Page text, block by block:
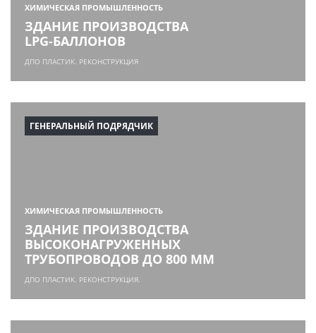
ХИМИЧЕСКАЯ ПРОМЫШЛЕННОСТЬ
ЗДАНИЕ ПРОИЗВОДСТВА
LPG-БАЛЛОНОВ
ДПО ПЛАСТИК. РЕКОНСТРУКЦИЯ
ГЕНЕРАЛЬНЫЙ ПОДРЯДЧИК
ХИМИЧЕСКАЯ ПРОМЫШЛЕННОСТЬ
ЗДАНИЕ ПРОИЗВОДСТВА
ВЫСОКОНАГРУЖЕННЫХ
ТРУБОПРОВОДОВ ДО 800 ММ
ДПО ПЛАСТИК. РЕКОНСТРУКЦИЯ.